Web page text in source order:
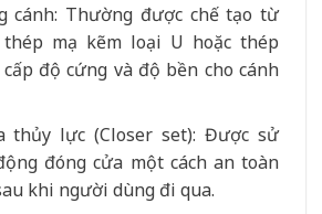
cánh: Thường được chế tạo từ
mạ kẽm loại U hoặc thép
độ cứng và độ bền cho cánh
thủy lực (Closer set): Được sử
đóng cửa một cách an toàn
khi người dùng đi qua.